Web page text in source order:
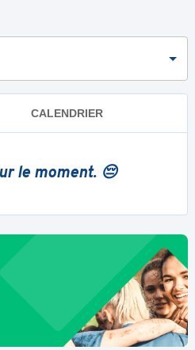
CALENDRIER
le moment. 😔